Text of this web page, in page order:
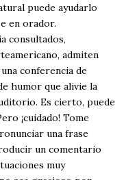
puede ayudarlo
en orador.
consultados,
admiten
conferencia de
humor que alivie la
Es cierto, puede
¡cuidado! Tome
una frase
un comentario
muy